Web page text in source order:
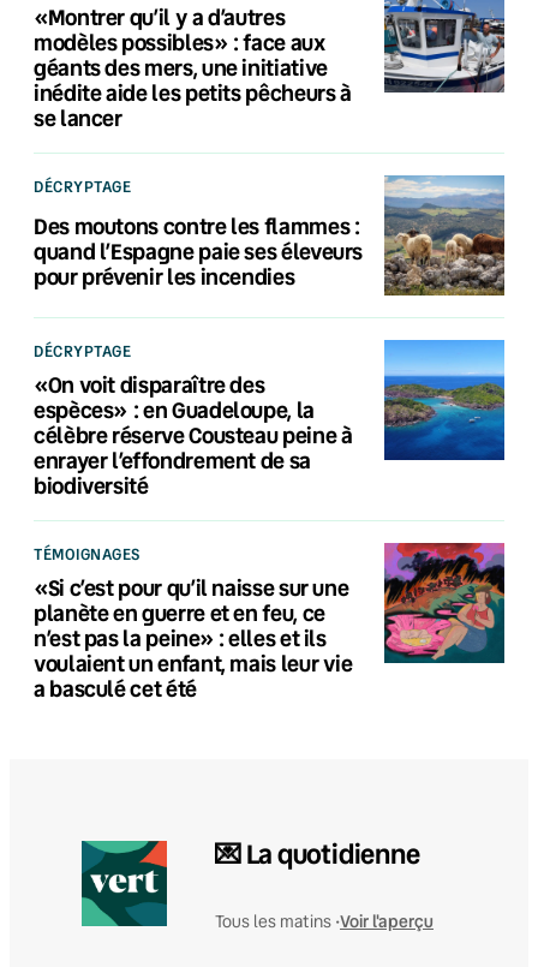
«Montrer qu’il y a d’autres
modèles possibles» : face aux
géants des mers, une initiative
inédite aide les petits pêcheurs à
se lancer
DÉCRYPTAGE
Des moutons contre les flammes :
quand l’Espagne paie ses éleveurs
pour prévenir les incendies
DÉCRYPTAGE
«On voit disparaître des
espèces» : en Guadeloupe, la
célèbre réserve Cousteau peine à
enrayer l’effondrement de sa
biodiversité
TÉMOIGNAGES
«Si c’est pour qu’il naisse sur une
planète en guerre et en feu, ce
n’est pas la peine» : elles et ils
voulaient un enfant, mais leur vie
a basculé cet été
💌 La quotidienne
Tous les matins •Voir l'aperçu